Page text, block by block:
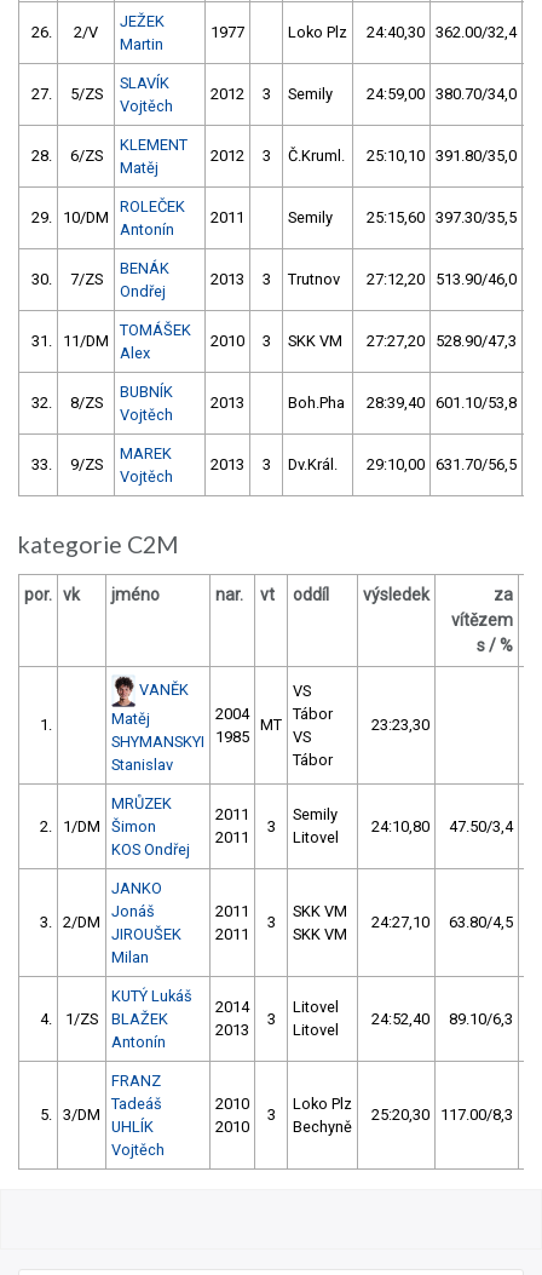
26. 2/V
JEŽEK
Martin
1977 Loko Plz 24:40,30 362.00/32,4
27. 5/ZS
SLAVÍK
Vojtěch
2012 3 Semily 24:59,00 380.70/34,0
28. 6/ZS
KLEMENT
Matěj
2012 3 Č.Kruml. 25:10,10 391.80/35,0
29. 10/DM
ROLEČEK
Antonín
2011 Semily 25:15,60 397.30/35,5
30. 7/ZS
BENÁK
Ondřej
2013 3 Trutnov 27:12,20 513.90/46,0
31. 11/DM
TOMÁŠEK
Alex
2010 3 SKK VM 27:27,20 528.90/47,3
32. 8/ZS
BUBNÍK
Vojtěch
2013 Boh.Pha 28:39,40 601.10/53,8
33. 9/ZS
MAREK
Vojtěch
2013 3 Dv.Král. 29:10,00 631.70/56,5
kategorie C2M
por. vk jméno nar. vt oddíl výsledek
za
vítězem
s / %
1.
VANĚK
Matěj
SHYMANSKYI
Stanislav
2004
1985
MT
VS
Tábor
VS
Tábor
23:23,30
2. 1/DM
MRŮZEK
Šimon
KOS Ondřej
2011
2011
3
Semily
Litovel
24:10,80 47.50/3,4
3. 2/DM
JANKO
Jonáš
JIROUŠEK
Milan
2011
2011
3
SKK VM
SKK VM
24:27,10 63.80/4,5
4. 1/ZS
KUTÝ Lukáš
BLAŽEK
Antonín
2014
2013
3
Litovel
Litovel
24:52,40 89.10/6,3
5. 3/DM
FRANZ
Tadeáš
UHLÍK
Vojtěch
2010
2010
3
Loko Plz
Bechyně
25:20,30 117.00/8,3